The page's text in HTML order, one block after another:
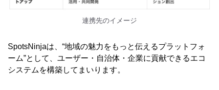
連携先のイメージ
SpotsNinjaは、“地域の魅力をもっと伝えるプラットフォ
ーム”として、ユーザー・自治体・企業に貢献できるエコ
システムを構築してまいります。